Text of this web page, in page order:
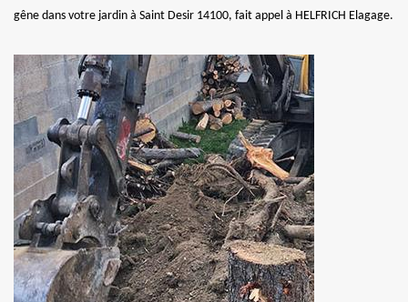
gêne dans votre jardin à Saint Desir 14100, fait appel à HELFRICH Elagage.